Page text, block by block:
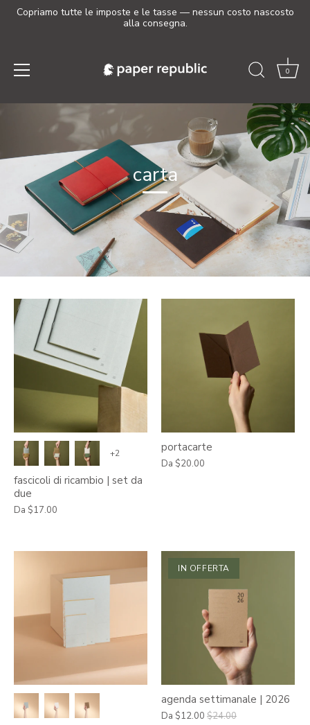
Copriamo tutte le imposte e le tasse — nessun costo nascosto
alla consegna.
0
carta
+2
fascicoli di ricambio | set da
due
Da $17.00
portacarte
Da $20.00
IN OFFERTA
agenda settimanale | 2026
Da $12.00 $24.00